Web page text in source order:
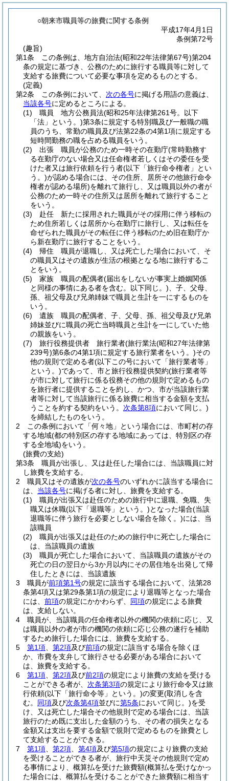
○朝来市職員等の旅費に関する条例
平成17年4月1日
条例第72号
(趣旨)
第1条
この条例は、地方自治法(昭和22年法律第67号)第204
条の規定に基づき、公務のために旅行する職員等に対して
支給する旅費について必要な事項を定めるものとする。
(定義)
第2条
この条例において、 次の各号に掲げる用語の意義は、
当該各号に定めるところによる。
(1)
職員 地方公務員法(昭和25年法律第261号。以下
「法」という。)第3条に規定する特別職及び一般職の職
員のうち、常勤の職員及び法第22条の4第1項に規定する
短時間勤務の職を占める職員をいう。
(2)
出張 職員が公務のため一時その在勤庁(常時勤務す
る在勤庁のない場合又は任命権者若しくはその委任を受
けた者又は旅行依頼を行う者(以下「旅行命令権者」とい
う。)が認める場合には、その住所、居所その他旅行命令
権者が認める場所)を離れて旅行し、又は職員以外の者が
公務のため一時その住所又は居所を離れて旅行すること
をいう。
(3)
赴任 新たに採用された職員がその採用に伴う移転の
ため住所若しくは居所から在勤庁に旅行し、又は転任を
命ぜられた職員がその転任に伴う移転のため旧在勤庁か
ら新在勤庁に旅行することをいう。
(4)
帰住 職員が退職し、又は死亡した場合において、そ
の職員又はその遺族が生活の根拠となる地に旅行するこ
とをいう。
(5)
家族 職員の配偶者(届出をしないが事実上婚姻関係
と同様の事情にある者を含む。以下同じ。) 、子、父母、
孫、祖父母及び兄弟姉妹で職員と生計を一にするものを
いう。
(6)
遺族 職員の配偶者、子、父母、孫、祖父母及び兄弟
姉妹並びに職員の死亡当時職員と生計を一にしていた他
の親族をいう。
(7)
旅行役務提供者 旅行業者(旅行業法(昭和27年法律第
239号)第6条の4第1項に規定する旅行業者をいう。)その
他の規則で定める者(以下この号において「旅行業者等」
という。)であって、市と旅行役務提供契約(旅行業者等
が市に対して旅行に係る役務その他の規則で定めるもの
を旅行者に提供することを約し、かつ、市が当該旅行業
者等に対して当該旅行に係る旅費に相当する金額を支払
うことを約する契約をいう。 次条第8項において同じ。)
を締結したものをいう。
2
この条例において「何々地」という場合には、市町村の存
する地域(都の特別区の存する地域にあっては、特別区の存
する全地域)をいう。
(旅費の支給)
第3条
職員が出張し、又は赴任した場合には、当該職員に対
し旅費を支給する。
2
職員又はその遺族が次の各号のいずれかに該当する場合に
は、 当該各号に掲げる者に対し、旅費を支給する。
(1)
職員が出張又は赴任のための旅行中に退職、免職、失
職又は休職(以下「退職等」という。)となった場合(当該
退職等に伴う旅行を必要としない場合を除く。)には、当
該職員
(2)
職員が出張又は赴任のための旅行中に死亡した場合に
は、当該職員の遺族
(3)
職員が死亡した場合において、当該職員の遺族がその
死亡の日の翌日から3か月以内にその居住地を出発して帰
住したときには、当該遺族
3
職員が前項第1号の規定に該当する場合において、法第28
条第4項又は第29条第1項の規定により退職等となった場合
には、 前項の規定にかかわらず、 同項の規定による旅費
は、支給しない。
4
職員が、当該職員の任命権者以外の機関の依頼に応じ、又
は職員以外の者が市の機関の依頼に応じ公務の遂行を補助
するため旅行した場合には、旅費を支給する。
5
第1項 第2項及び前項の規定に該当する場合を除くほ
か、市費を支弁して旅行させる必要がある場合において
は、旅費を支給する。
6
第1項 第2項及び前2項の規定により旅費の支給を受ける
ことができる者が、 次条第3項の規定により旅行命令又は旅
行依頼(以下「旅行命令等」という。)の変更(取消しを含
む。 同項及び次条第4項並びに第5条において同じ。)を受
け、又は死亡した場合その他規則で定める場合には、当該
旅行のため既に支出した金額のうち、その者の損失となる
金額又は支出を要する金額で規則で定めるものを旅費とし
て支給することができる。
7
第1項 第2項 第4項及び第5項の規定により旅費の支給
を受けることができる者が、旅行中天災その他規則で定め
る事情により、概算払を受けた旅費額(概算払を受けなかっ
た場合には、概算払を受けることができた旅費額に相当す